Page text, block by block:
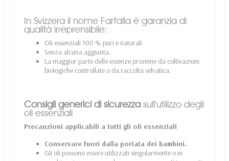
In Svizzera il nome Farfalla è garanzia di
qualità irreprensibile:
Oli essenziali 100 % puri e naturali
Senza alcuna aggiunta.
La maggior parte delle essenze proviene da coltivazioni
biologiche controllate o da raccolta selvatica.
Consigli generici di sicurezza sull'utilizzo degli
oli essenziali
Precauzioni applicabili a tutti gli oli essenziali
Conservare fuori dalla portata dei bambini.
Gli oli possono essere utilizzati singolarmente o in